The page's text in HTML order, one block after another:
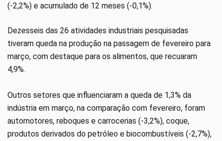
(-2,2%) e acumulado de 12 meses (-0,1%).
Dezesseis das 26 atividades industriais pesquisadas
tiveram queda na produção na passagem de fevereiro para
março, com destaque para os alimentos, que recuaram
4,9%.
Outros setores que influenciaram a queda de 1,3% da
indústria em março, na comparação com fevereiro, foram
automotores, reboques e carrocerias (-3,2%), coque,
produtos derivados do petróleo e biocombustíveis (-2,7%),